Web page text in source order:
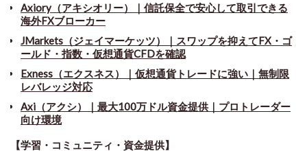
Axiory（アキシオリー）｜信託保全で安心して取引できる
海外FXブローカー
JMarkets（ジェイマーケッツ）｜スワップを抑えてFX・ゴ
ールド・指数・仮想通貨CFDを確認
Exness（エクスネス）｜仮想通貨トレードに強い｜無制限
レバレッジ対応
Axi（アクシ）｜最大100万ドル資金提供｜プロトレーダー
向け環境
【学習・コミュニティ・資金提供】